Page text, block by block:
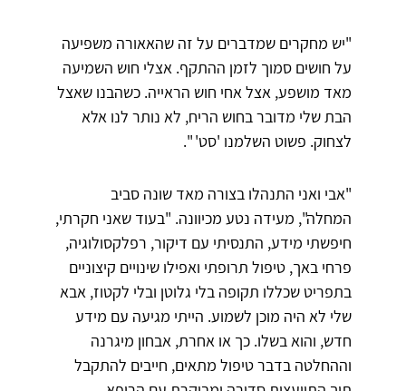
"יש מחקרים שמדברים על זה שהאאורה משפיעה
על חושים סמוך לזמן ההתקף. אצלי חוש השמיעה
מאד מושפע, אצל אחי חוש הראייה. כשהבנו שאצל
הבת שלי מדובר בחוש הריח, לא נותר לנו אלא
לצחוק. פשוט השלמנו 'סט' ".
"אבי ואני התנהלו בצורה מאד שונה סביב
המחלה", מעידה נטע מכיוונה. "בעוד שאני חקרתי,
חיפשתי מידע, התנסיתי עם דיקור, רפלקסולוגיה,
פרחי באך, טיפול תרופתי ואפילו שינויים קיצוניים
בתפריט שכללו תקופה בלי גלוטן ובלי לקטוז, אבא
שלי לא היה מוכן לשמוע. הייתי מגיעה עם מידע
חדש, והוא בשלו. כך או אחרת, אבחון מיגרנה
וההחלטה בדבר טיפול מתאים, חייבים להתקבל